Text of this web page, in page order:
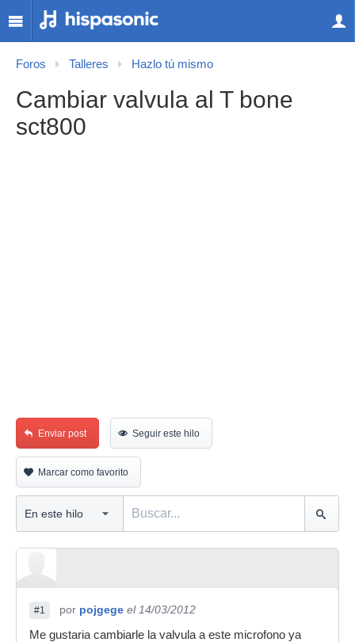
Foros Talleres Hazlo tú mismo
Cambiar valvula al T bone
sct800
Enviar post Seguir este hilo
Marcar como favorito
#1 por pojgege el 14/03/2012
Me gustaria cambiarle la valvula a este microfono ya